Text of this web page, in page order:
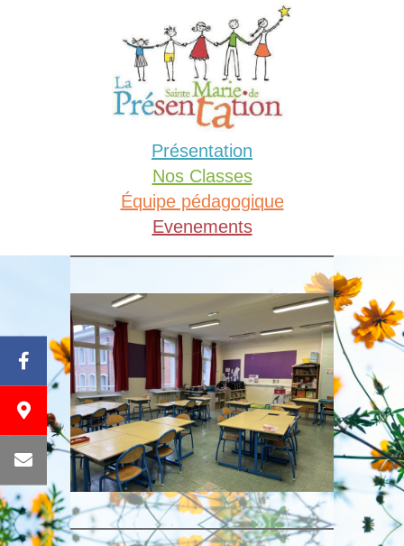
Présentation
Nos Classes
Équipe pédagogique
Evenements